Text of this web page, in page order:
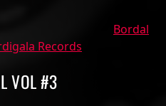
Bordal
Records
VOL #3